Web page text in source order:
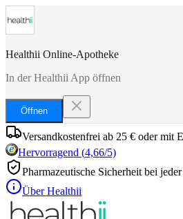
Healthii Online-Apotheke
In der Healthii App öffnen
Öffnen
Versandkostenfrei ab 25 € oder mit
Hervorragend (4,66/5)
Pharmazeutische Sicherheit bei
Über Healthii